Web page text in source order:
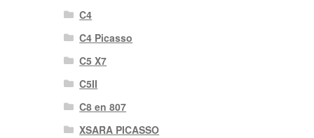
C4
C4 Picasso
C5 X7
C5II
C8 en 807
XSARA PICASSO